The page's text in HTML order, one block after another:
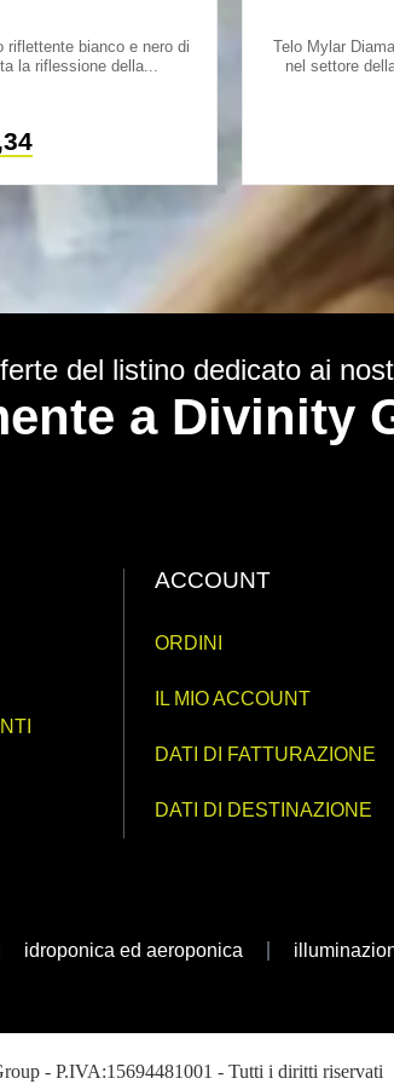
riflettente bianco e nero di
la riflessione della...
Telo Mylar
nel settore
del listino dedicato ai
a Divinity
ACCOUNT
ORDINI
IL MIO ACCOUNT
DATI DI FATTURAZIONE
DATI DI DESTINAZIONE
idroponica ed aeroponica
- P.IVA:15694481001 - Tutti i diritti riservati